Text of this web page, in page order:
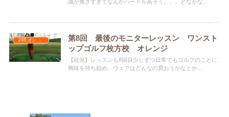
識が無さすぎてなんかハードル高そぅ。。。となかな...
248.オレンジ
第8回 最後のモニターレッスン ワンスト
ップゴルフ枚方校 オレンジ
【近況】レッスンも8回目少しずつ日常でもゴルフのことに
興味を持ち始め、ウェアはどんなの買おうかなとか...